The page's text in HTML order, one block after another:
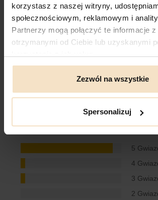
korzystasz z naszej witryny,
społecznościowym, reklamowym i
Partnerzy mogą połączyć te informacje
otrzymanymi od Ciebie lub uzyskanymi
Zezwól na wszystkie
Spersonalizuj
Recenzje
Recenzje produktów od naszych
daag.com.pl
4.9
5
4
3
2